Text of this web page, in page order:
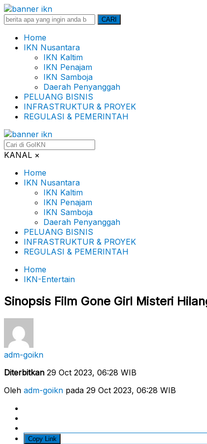
Search
CARI
Home
IKN Nusantara
IKN Kaltim
IKN Penajam
IKN Samboja
Daerah Penyanggah
PELUANG BISNIS
INFRASTRUKTUR & PROYEK
REGULASI & PEMERINTAH
KANAL ×
Home
IKN Nusantara
IKN Kaltim
IKN Penajam
IKN Samboja
Daerah Penyanggah
PELUANG BISNIS
INFRASTRUKTUR & PROYEK
REGULASI & PEMERINTAH
Home
IKN-Entertain
Sinopsis Film Gone Girl Misteri
adm-goikn
Diterbitkan 29 Oct 2023, 06:28 WIB
Oleh adm-goikn pada 29 Oct 2023, 06:28 WIB
Copy Link